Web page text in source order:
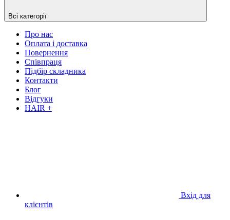
Всі категорії
Про нас
Оплата і доставка
Повернення
Співпраця
Підбір складника
Контакти
Блог
Відгуки
HAIR +
Вхід для
клієнтів